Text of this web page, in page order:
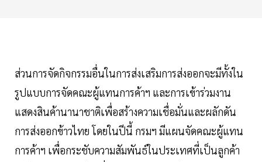
ส่วนการจัดกิจกรรมอื่นในการส่งเสริมการส่งออกจะมีทั้งใน
รูปแบบการจัดคณะผู้แทนการค้าฯ และการเข้าร่วมงาน
แสดงสินค้านานาชาติเพื่อสร้างความเชื่อมั่นและผลักดัน
การส่งออกข้าวไทย โดยในปีนี้ กรมฯ มีแผนจัดคณะผู้แทน
การค้าฯ เพื่อกระชับความสัมพันธ์ในประเทศที่เป็นลูกค้า